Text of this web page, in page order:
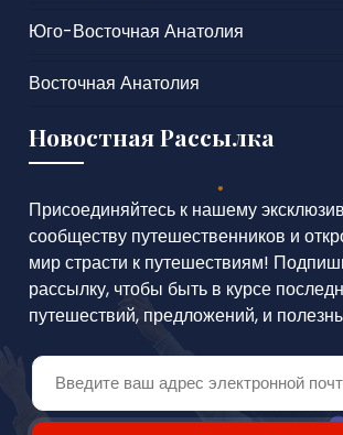
Юго-Восточная Анатолия
Восточная Анатолия
Новостная Рассылка
Присоединяйтесь к нашему
сообществу путешественников и
мир страсти к путешествиям!
рассылку, чтобы быть в курсе
путешествий, предложений, и